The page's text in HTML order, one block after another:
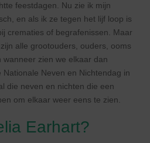
feestdagen. Nu zie ik mijn
en als ik ze tegen het lijf loop is
crematies of begrafenissen. Maar
alle grootouders, ouders, ooms
zien we elkaar dan
Neven en Nichtendag in
die neven en nichten die een
om elkaar weer eens te zien.
Earhart?